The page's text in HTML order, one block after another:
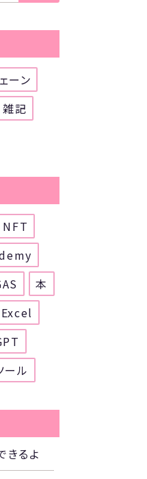
ーン
雑記
NFT
本
Excel
ール
きるよ